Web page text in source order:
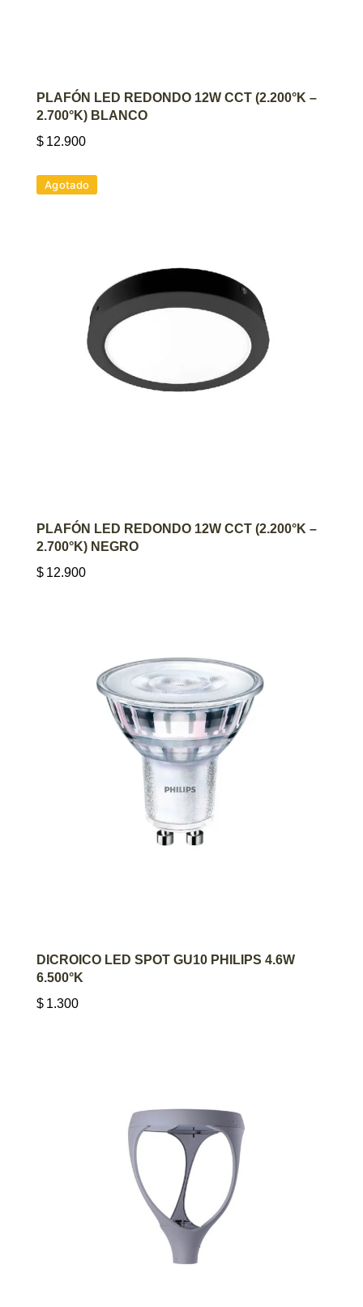
AGREGAR AL CARRITO
PLAFÓN LED REDONDO 12W CCT (2.200°K –
2.700°K) BLANCO
$ 12.900
Agotado
AGREGAR AL CARRITO
PLAFÓN LED REDONDO 12W CCT (2.200°K –
2.700°K) NEGRO
$ 12.900
AGREGAR AL CARRITO
DICROICO LED SPOT GU10 PHILIPS 4.6W
6.500°K
$ 1.300